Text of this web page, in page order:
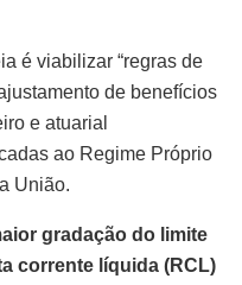
é viabilizar “regras de
de benefícios
e atuarial
ao Regime Próprio
União.
gradação do limite
corrente líquida (RCL)